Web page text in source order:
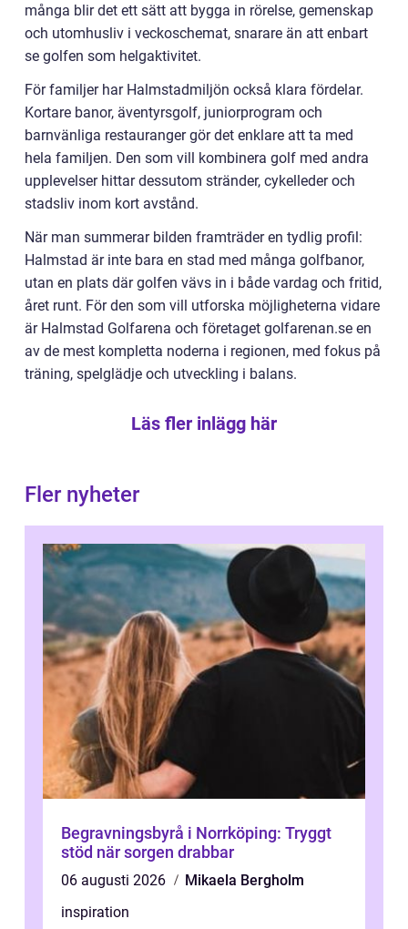
många blir det ett sätt att bygga in rörelse, gemenskap
och utomhusliv i veckoschemat, snarare än att enbart
se golfen som helgaktivitet.
För familjer har Halmstadmiljön också klara fördelar.
Kortare banor, äventyrsgolf, juniorprogram och
barnvänliga restauranger gör det enklare att ta med
hela familjen. Den som vill kombinera golf med andra
upplevelser hittar dessutom stränder, cykelleder och
stadsliv inom kort avstånd.
När man summerar bilden framträder en tydlig profil:
Halmstad är inte bara en stad med många golfbanor,
utan en plats där golfen vävs in i både vardag och fritid,
året runt. För den som vill utforska möjligheterna vidare
är Halmstad Golfarena och företaget golfarenan.se en
av de mest kompletta noderna i regionen, med fokus på
träning, spelglädje och utveckling i balans.
Läs fler inlägg här
Fler nyheter
Begravningsbyrå i Norrköping: Tryggt
stöd när sorgen drabbar
06 augusti 2026
Mikaela Bergholm
inspiration